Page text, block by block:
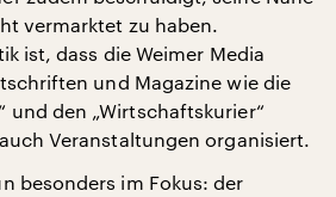
vermarktet zu haben.
ist, dass die Weimer Media
und Magazine wie die
und den „Wirtschaftskurier“
Veranstaltungen organisiert.
besonders im Fokus: der